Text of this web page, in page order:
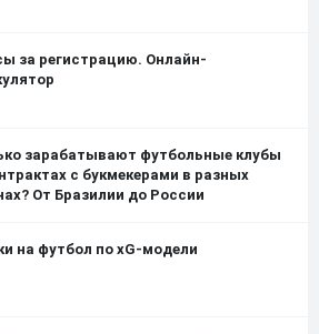
за регистрацию. Онлайн-
зарабатывают футбольные клубы
с букмекерами в разных
От Бразилии до России
на футбол по xG-модели